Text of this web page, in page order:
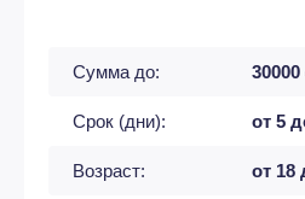
Сумма до: 30000
Срок (дни): от 5
Возраст: от 18